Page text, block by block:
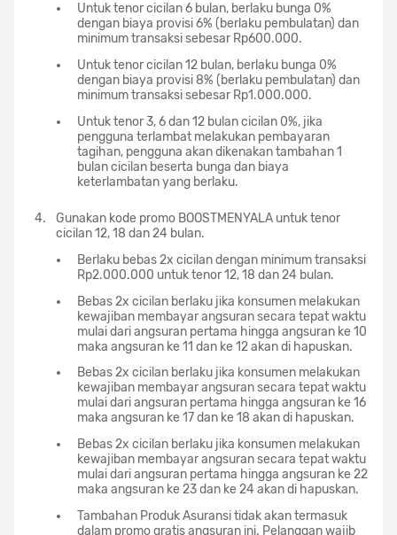
Untuk tenor cicilan 6 bulan, berlaku bunga 0%
dengan biaya provisi 6% (berlaku pembulatan) dan
minimum transaksi sebesar Rp600.000.
Untuk tenor cicilan 12 bulan, berlaku bunga 0%
dengan biaya provisi 8% (berlaku pembulatan) dan
minimum transaksi sebesar Rp1.000.000.
Untuk tenor 3, 6 dan 12 bulan cicilan 0%, jika
pengguna terlambat melakukan pembayaran
tagihan, pengguna akan dikenakan tambahan 1
bulan cicilan beserta bunga dan biaya
keterlambatan yang berlaku.
Gunakan kode promo BOOSTMENYALA untuk tenor
cicilan 12, 18 dan 24 bulan.
Berlaku bebas 2x cicilan dengan minimum transaksi
Rp2.000.000 untuk tenor 12, 18 dan 24 bulan.
Bebas 2x cicilan berlaku jika konsumen melakukan
kewajiban membayar angsuran secara tepat waktu
mulai dari angsuran pertama hingga angsuran ke 10
maka angsuran ke 11 dan ke 12 akan di hapuskan.
Bebas 2x cicilan berlaku jika konsumen melakukan
kewajiban membayar angsuran secara tepat waktu
mulai dari angsuran pertama hingga angsuran ke 16
maka angsuran ke 17 dan ke 18 akan di hapuskan.
Bebas 2x cicilan berlaku jika konsumen melakukan
kewajiban membayar angsuran secara tepat waktu
mulai dari angsuran pertama hingga angsuran ke 22
maka angsuran ke 23 dan ke 24 akan di hapuskan.
Tambahan Produk Asuransi tidak akan termasuk
dalam promo gratis angsuran ini. Pelanggan wajib